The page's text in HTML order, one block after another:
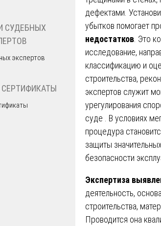
дефектами.
убытков помогает
недостатков . Это
исследование,
классификацию и
строительства,
экспертов служит
урегулирования
суде . В условиях
процедура
защиты
безопасности
Экспертиза
деятельность,
строительства,
Проводится она
СУДЕБНЫХ